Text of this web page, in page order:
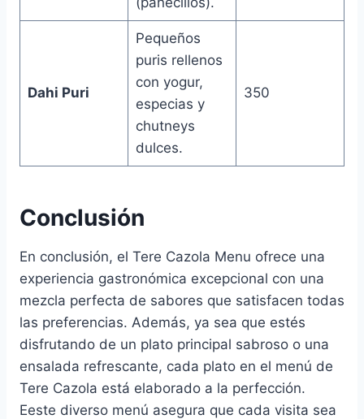
Dahi Puri
Pequeños
puris rellenos
con yogur,
especias y
chutneys
dulces.
350
Conclusión
En conclusión, el Tere Cazola Menu ofrece una
experiencia gastronómica excepcional con una
mezcla perfecta de sabores que satisfacen todas
las preferencias. Además, ya sea que estés
disfrutando de un plato principal sabroso o una
ensalada refrescante, cada plato en el menú de
Tere Cazola está elaborado a la perfección.
Eeste diverso menú asegura que cada visita sea